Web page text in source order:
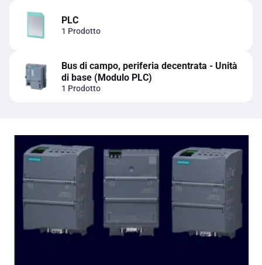
PLC
1 Prodotto
Bus di campo, periferia decentrata - Unità
di base (Modulo PLC)
1 Prodotto